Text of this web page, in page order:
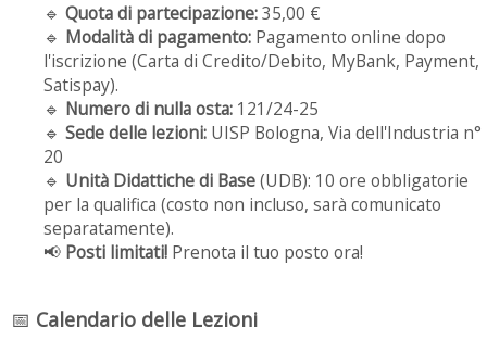
🔹 Quota di partecipazione:35,00 €
🔹 Modalità di pagamento: Pagamento online dopo
l'iscrizione (Carta di Credito/Debito, MyBank, Payment,
Satispay).
🔹 Numero di nulla osta: 121/24-25
🔹 Sede delle lezioni: UISP Bologna, Via dell'Industria n°
20
🔹 Unità Didattiche di Base(UDB): 10 ore obbligatorie
per la qualifica (costo non incluso, sarà comunicato
separatamente).
📢 Posti limitati! Prenota il tuo posto ora!
📅 Calendario delle Lezioni